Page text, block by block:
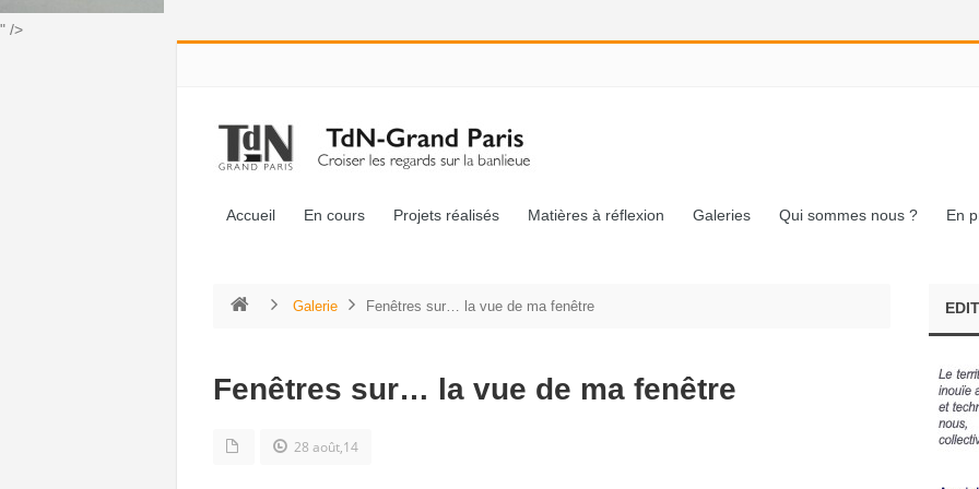
" />
Accueil En cours Projets réalisés Matières à réflexion Galeries Qui sommes nous ? En
Galerie Fenêtres sur… la vue de ma fenêtre
Fenêtres sur… la vue de ma fenêtre
28 août,14